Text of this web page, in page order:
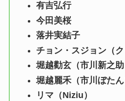
有吉弘行
今田美桜
落井実結子
チョン・スジョン（ク
堀越勸玄（市川新之助
堀越麗禾（市川ぼたん
リマ（Niziu）